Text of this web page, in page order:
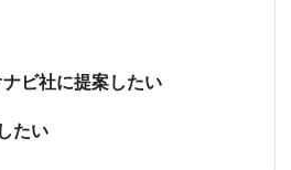
ビ社に提案したい
たい